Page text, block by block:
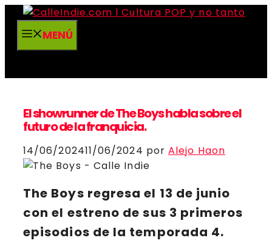
Saltar
contenidoMENÚ
El showrunner de The Boys habla sobre el
futuro de la franquicia.
14/06/202411/06/2024 porAlejo Haon
The Boys regresa el 13 de junio
con el estreno de sus 3 primeros
episodios de la temporada 4.